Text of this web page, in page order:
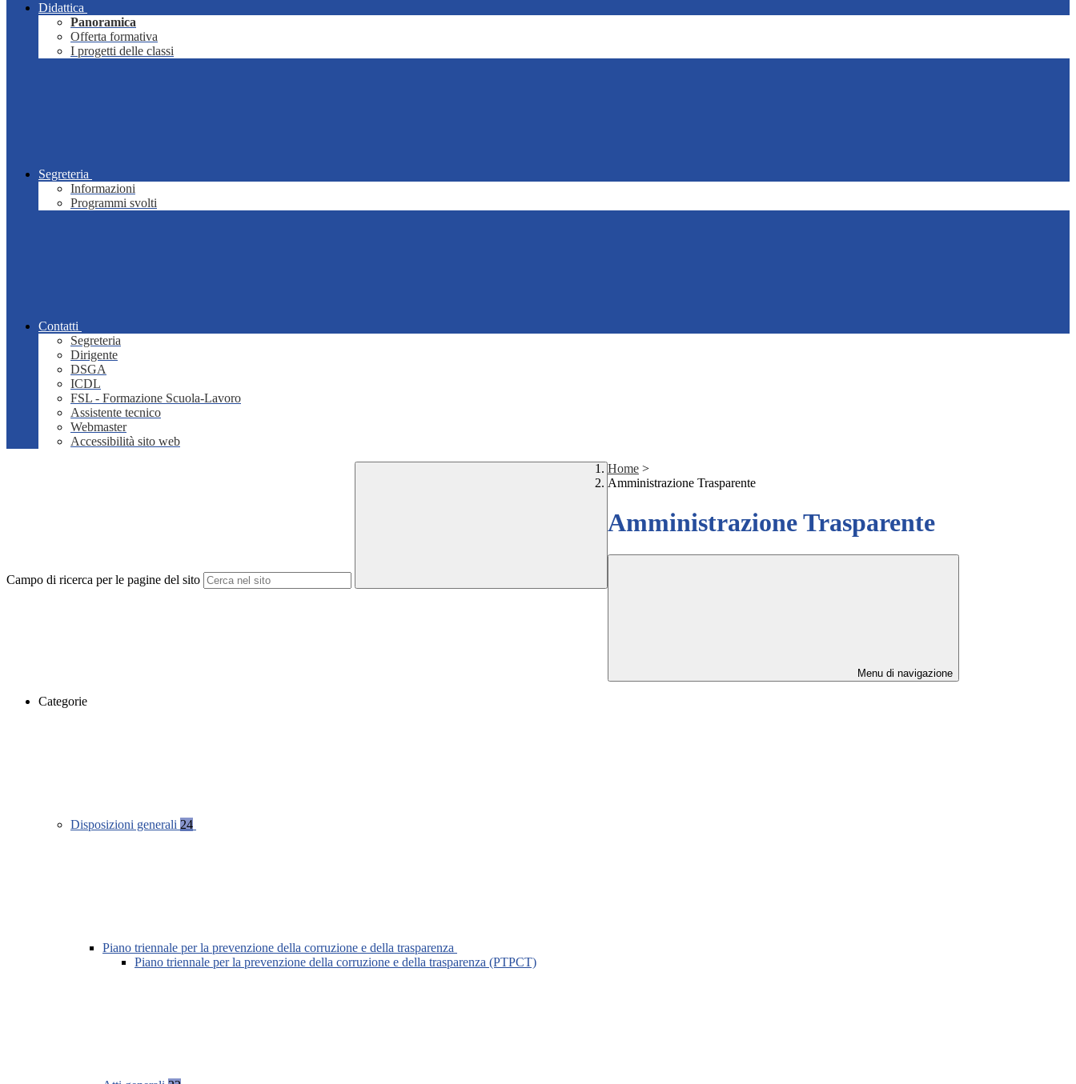
Didattica
Panoramica
Offerta formativa
I progetti delle classi
Segreteria
Informazioni
Programmi svolti
Contatti
Segreteria
Dirigente
DSGA
ICDL
FSL - Formazione Scuola-Lavoro
Assistente tecnico
Webmaster
Accessibilità sito web
Campo di ricerca per le pagine del sito
Home >
Amministrazione Trasparente
Amministrazione Trasparente
Menu di navigazione
Categorie
Disposizioni generali 24
Piano triennale per la prevenzione della corruzione e della trasparenza
Piano triennale per la prevenzione della corruzione e della trasparenza (PTPCT)